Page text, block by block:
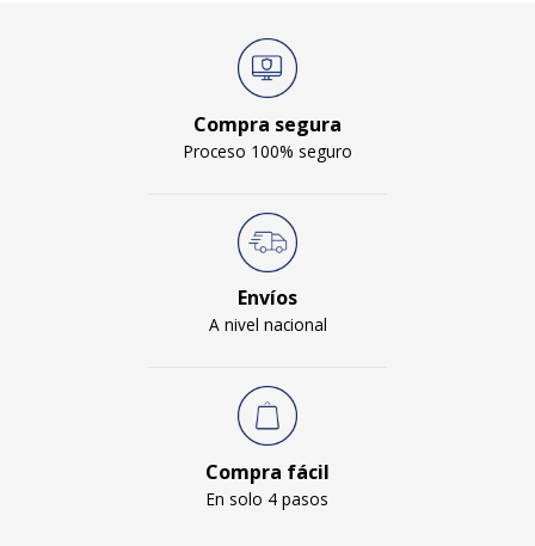
Compra segura
Proceso 100% seguro
Envíos
A nivel nacional
Compra fácil
En solo 4 pasos